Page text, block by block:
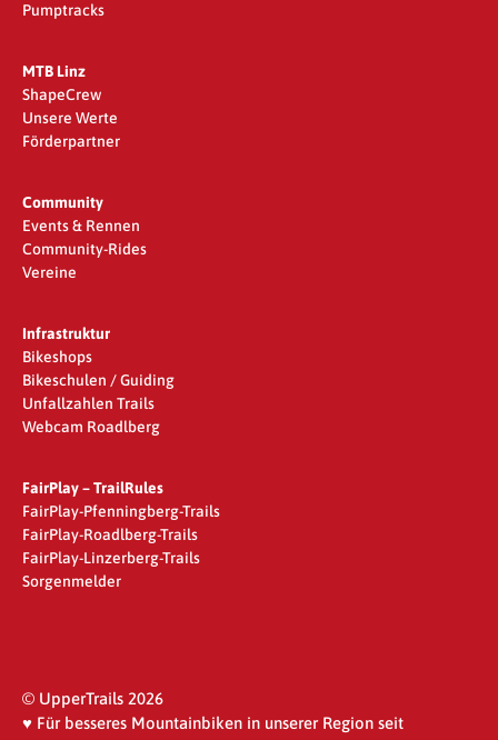
Pumptracks
MTB Linz
ShapeCrew
Unsere Werte
Förderpartner
Community
Events & Rennen
Community-Rides
Vereine
Infrastruktur
Bikeshops
Bikeschulen / Guiding
Unfallzahlen Trails
Webcam Roadlberg
FairPlay – TrailRules
FairPlay-Pfenningberg-Trails
FairPlay-Roadlberg-Trails
FairPlay-Linzerberg-Trails
Sorgenmelder
© UpperTrails 2026
♥ Für besseres Mountainbiken in unserer Region seit